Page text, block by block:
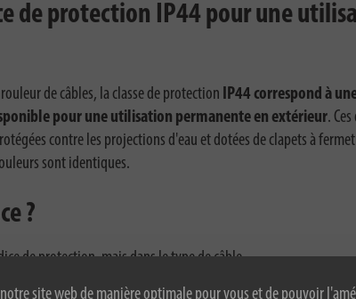
site web de manière optimale pour vous et de pouvoir
de protection IP44 pour une
de câbles, la classe de protection IP44 correspond à
pour une utilisation permanente en extérieur.
contre les projections d'eau et dotées de clapets à
sont identiques.
?
de protection, mais dans le type de câble.